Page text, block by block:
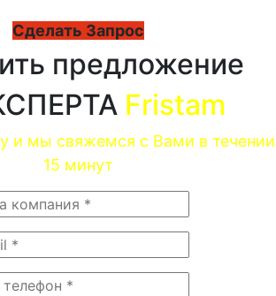
Сделать Запрос
предложение
Fristam
и мы свяжемся с Вами в течении
15 минут